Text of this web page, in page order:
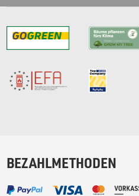
BEZAHLMETHODEN